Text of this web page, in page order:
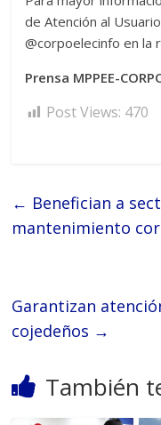
de Atención al
@corpoelecinfo en la
Prensa MPPEE-
Post Views: 470
← Benefician a
mantenimiento
Garantizan
cojedeños →
También